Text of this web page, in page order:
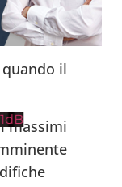
il
massimi